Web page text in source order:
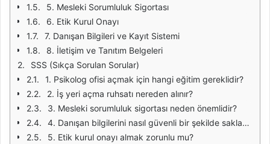
5. Mesleki Sorumluluk Sigortası
6. Etik Kurul Onayı
7. Danışan Bilgileri ve Kayıt Sistemi
8. İletişim ve Tanıtım Belgeleri
SSS (Sıkça Sorulan Sorular)
1. Psikolog ofisi açmak için hangi eğitim gereklidir?
2. İş yeri açma ruhsatı nereden alınır?
3. Mesleki sorumluluk sigortası neden önemlidir?
4. Danışan bilgilerini nasıl güvenli bir şekilde saklayabilirim?
5. Etik kurul onayı almak zorunlu mu?